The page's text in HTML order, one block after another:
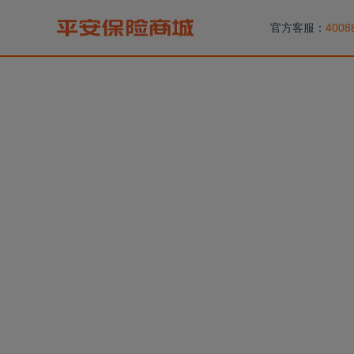
官方客服：